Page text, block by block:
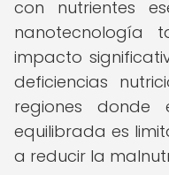
con nutrientes
nanotecnología
impacto
deficiencias
regiones
equilibrada es
a reducir la